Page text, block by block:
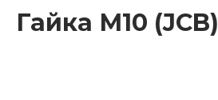
Гайка М10 (JCB)